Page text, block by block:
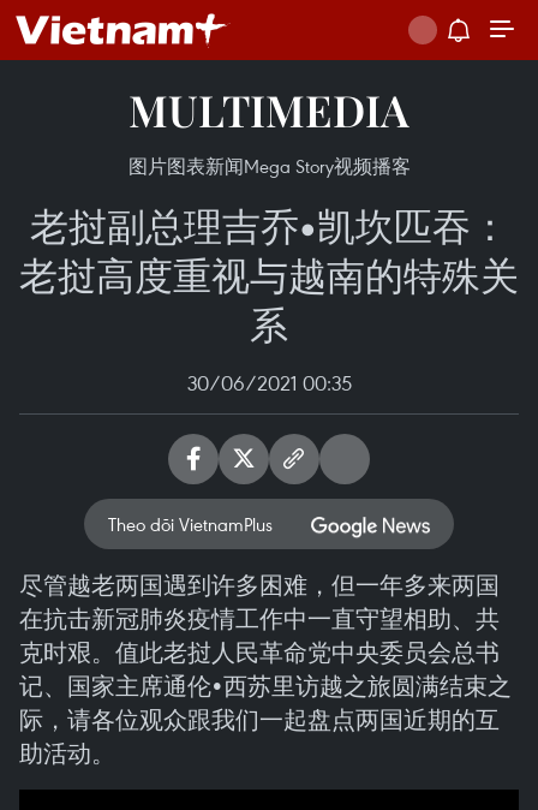
MULTIMEDIA
图片图表新闻Mega Story视频播客
老挝副总理吉乔•凯坎匹吞：
老挝高度重视与越南的特殊关
系
30/06/2021 00:35
Theo dõi VietnamPlus
尽管越老两国遇到许多困难，但一年多来两国
在抗击新冠肺炎疫情工作中一直守望相助、共
克时艰。值此老挝人民革命党中央委员会总书
记、国家主席通伦•西苏里访越之旅圆满结束之
际，请各位观众跟我们一起盘点两国近期的互
助活动。